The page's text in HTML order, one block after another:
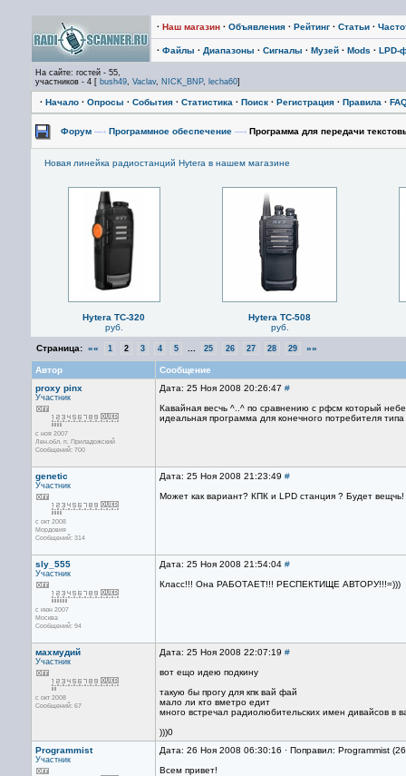
· Наш магазин · Объявления · Рейтинг · Статьи ·
· Файлы · Диапазоны · Сигналы · Музей · Mods · LPD-
На сайте: гостей - 55,
участников - 4 [ bush49, Vaclav, NICK_BNP, lecha60]
· Начало · Опросы · События · Статистика · Поиск · Регистрация · Правила ·
Форум —› Программное обеспечение —› Программа для передачи
Новая линейка радиостанций Hytera в нашем магазине
Hytera TC-320
руб.
Hytera TC-508
руб.
Страница: «« 1 2 3 4 5 25 26 27 28 29 »»
Автор
Сообщение
proxy pinx
Участник
с ноя 2007
Лен.обл. п. Приладожский
Сообщений: 700
Дата: 25 Ноя 2008 20:26:47 #
Кавайная весчь ^..^ по сравнению с рфсм который
идеальная программа для конечного потребителя
genetic
Участник
с окт 2008
Мордовия
Сообщений: 314
Дата: 25 Ноя 2008 21:23:49 #
Может как вариант? КПК и LPD станция ? Будет вещчь!
sly_555
Участник
с июн 2007
Москва
Сообщений: 94
Дата: 25 Ноя 2008 21:54:04 #
Класс!!! Она РАБОТАЕТ!!! РЕСПЕКТИЩЕ АВТОРУ!!!=)))
махмудий
Участник
с окт 2008
Сообщений: 67
Дата: 25 Ноя 2008 22:07:19 #
вот ещо идею подкину
такую бы прогу для кпк вай фай
мало ли кто вметро едит
много встречал радиолюбительских имен дивайсов в
)))0
Programmist
Участник
Дата: 26 Ноя 2008 06:30:16 · Поправил: Programmist
Всем привет!